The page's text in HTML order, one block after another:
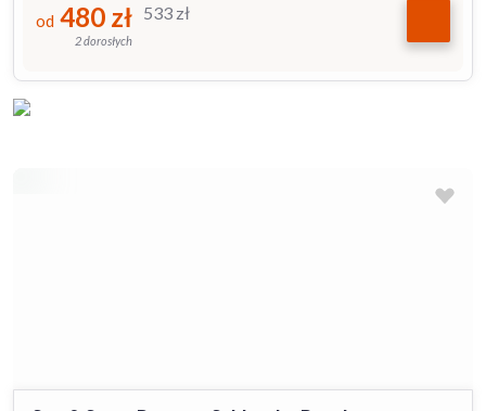
533 zł
od 480 zł
2 dorosłych